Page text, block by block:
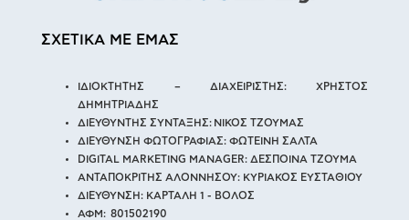
ΣΧΕΤΙΚΑ ΜΕ ΕΜΑΣ
ΙΔΙΟΚΤΗΤΗΣ – ΔΙΑΧΕΙΡΙΣΤΗΣ: ΧΡΗΣΤΟΣ
ΔΗΜΗΤΡΙΑΔΗΣ
ΔΙΕΥΘΥΝΤΗΣ ΣΥΝΤΑΞΗΣ: ΝΙΚΟΣ ΤΖΟΥΜΑΣ
ΔΙΕΥΘΥΝΣΗ ΦΩΤΟΓΡΑΦΙΑΣ: ΦΩΤΕΙΝΗ ΣΑΛΤΑ
DIGITAL MARKETING MANAGER: ΔΕΣΠΟΙΝΑ ΤΖΟΥΜΑ
ΑΝΤΑΠΟΚΡΙΤΗΣ ΑΛΟΝΝΗΣΟΥ: ΚΥΡΙΑΚΟΣ ΕΥΣΤΑΘΙΟΥ
ΔΙΕΥΘΥΝΣΗ: ΚΑΡΤΑΛΗ 1 - ΒΟΛΟΣ
ΑΦΜ: 801502190